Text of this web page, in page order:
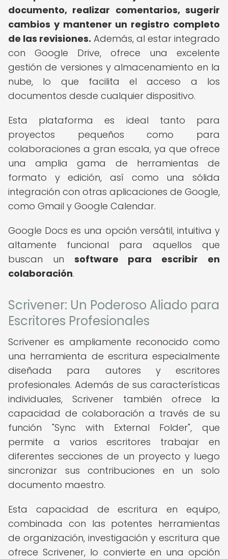
documento, realizar comentarios, sugerir
cambios y mantener un registro completo
de las revisiones. Además, al estar integrado
con Google Drive, ofrece una excelente
gestión de versiones y almacenamiento en la
nube, lo que facilita el acceso a los
documentos desde cualquier dispositivo.
Esta plataforma es ideal tanto para
proyectos pequeños como para
colaboraciones a gran escala, ya que ofrece
una amplia gama de herramientas de
formato y edición, así como una sólida
integración con otras aplicaciones de Google,
como Gmail y Google Calendar.
Google Docs es una opción versátil, intuitiva y
altamente funcional para aquellos que
buscan un software para escribir en
colaboración.
Scrivener: Un Poderoso Aliado para
Escritores Profesionales
Scrivener es ampliamente reconocido como
una herramienta de escritura especialmente
diseñada para autores y escritores
profesionales. Además de sus características
individuales, Scrivener también ofrece la
capacidad de colaboración a través de su
función "Sync with External Folder", que
permite a varios escritores trabajar en
diferentes secciones de un proyecto y luego
sincronizar sus contribuciones en un solo
documento maestro.
Esta capacidad de escritura en equipo,
combinada con las potentes herramientas
de organización, investigación y escritura que
ofrece Scrivener, lo convierte en una opción